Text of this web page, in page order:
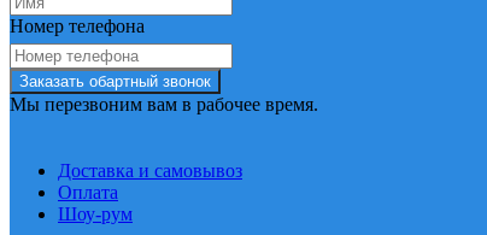
Номер телефона
Заказать обартный звонок
Мы перезвоним вам в рабочее время.
Доставка и самовывоз
Оплата
Шоу-рум